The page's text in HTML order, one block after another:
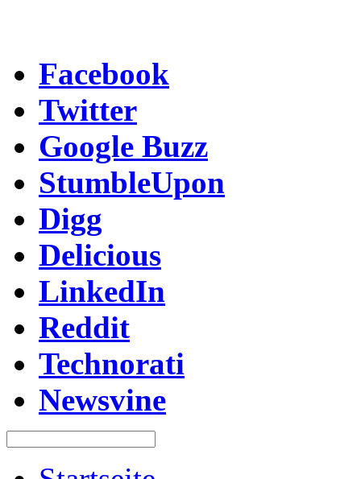
Facebook
Twitter
Google Buzz
StumbleUpon
Digg
Delicious
LinkedIn
Reddit
Technorati
Newsvine